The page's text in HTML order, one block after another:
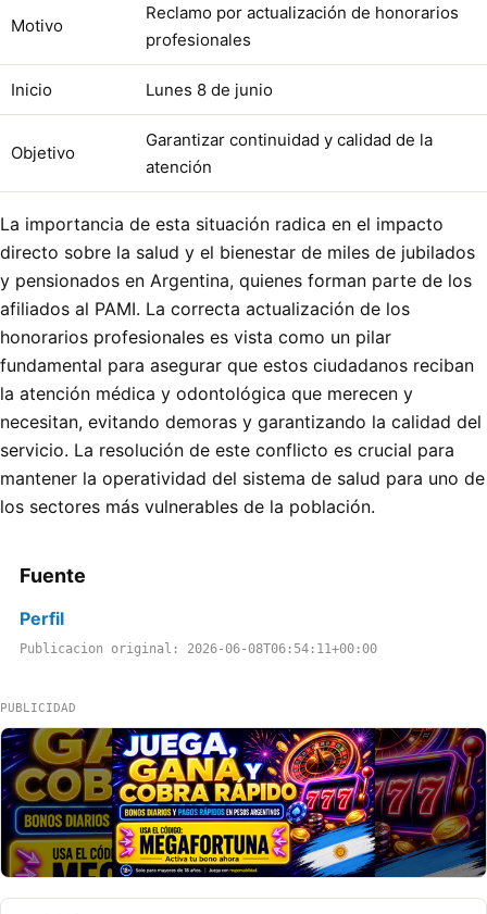
Motivo
Reclamo por actualización de honorarios
profesionales
Inicio Lunes 8 de junio
Objetivo
Garantizar continuidad y calidad de la
atención
La importancia de esta situación radica en el impacto
directo sobre la salud y el bienestar de miles de jubilados
y pensionados en Argentina, quienes forman parte de los
afiliados al PAMI. La correcta actualización de los
honorarios profesionales es vista como un pilar
fundamental para asegurar que estos ciudadanos reciban
la atención médica y odontológica que merecen y
necesitan, evitando demoras y garantizando la calidad del
servicio. La resolución de este conflicto es crucial para
mantener la operatividad del sistema de salud para uno de
los sectores más vulnerables de la población.
Fuente
Perfil
Publicacion original: 2026-06-08T06:54:11+00:00
PUBLICIDAD